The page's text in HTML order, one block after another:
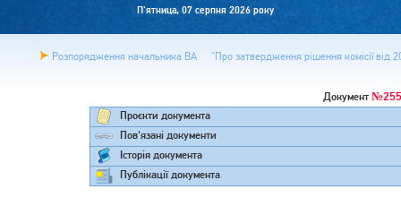
П'ятница, 07 серпня 2026 року
Розпорядження начальника ВА "Про затвердження рішення комісії
Документ
Проєкти документа
Пов'язані документи
Історія документа
Публікації документа